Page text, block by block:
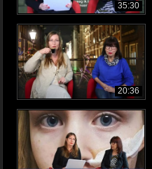
35:30
20:36